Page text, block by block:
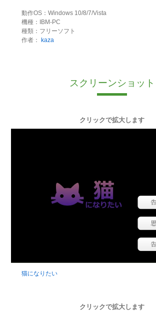
動作OS：Windows 10/8/7/Vista
機種：IBM-PC
種類：フリーソフト
作者：
kaza
スクリーンショット
クリックで拡大します
猫になりたい
クリックで拡大します